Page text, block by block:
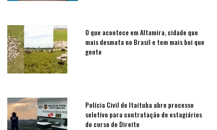
O que acontece em Altamira, cidade que
mais desmata no Brasil e tem mais boi que
gente
Polícia Civil de Itaituba abre processo
seletivo para contratação de estagiários
do curso de Direito